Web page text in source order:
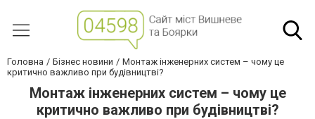
Головна Бізнес новини
Монтаж інженерних систем – чому це
критично важливо при будівництві?
Монтаж інженерних систем – чому це
критично важливо при будівництві?